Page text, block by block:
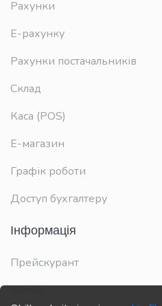
Рахунки
E-рахунку
Рахунки постачальників
Склад
Каса (POS)
Е-магазин
Графік роботи
Доступ бухгалтеру
Інформація
Прейскурант
Умови